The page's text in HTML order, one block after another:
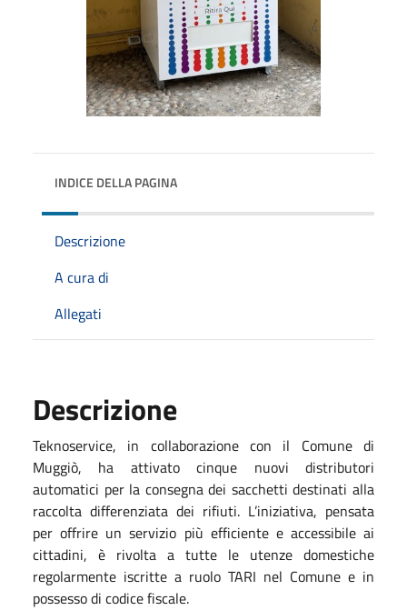
INDICE DELLA PAGINA
Descrizione
A cura di
Allegati
Descrizione
Teknoservice, in collaborazione con il Comune di
Muggiò, ha attivato cinque nuovi distributori
automatici per la consegna dei sacchetti destinati alla
raccolta differenziata dei rifiuti. L’iniziativa, pensata
per offrire un servizio più efficiente e accessibile ai
cittadini, è rivolta a tutte le utenze domestiche
regolarmente iscritte a ruolo TARI nel Comune e in
possesso di codice fiscale.